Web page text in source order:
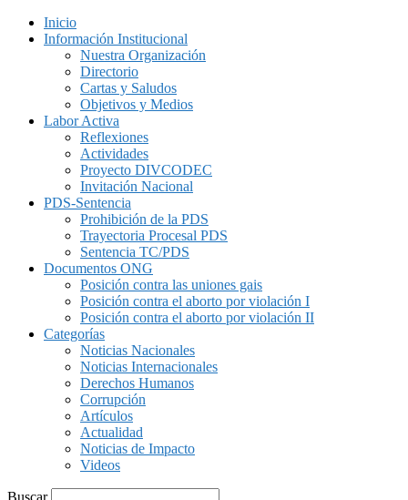
Inicio
Información Institucional
Nuestra Organización
Directorio
Cartas y Saludos
Objetivos y Medios
Labor Activa
Reflexiones
Actividades
Proyecto DIVCODEC
Invitación Nacional
PDS-Sentencia
Prohibición de la PDS
Trayectoria Procesal PDS
Sentencia TC/PDS
Documentos ONG
Posición contra las uniones gais
Posición contra el aborto por violación I
Posición contra el aborto por violación II
Categorías
Noticias Nacionales
Noticias Internacionales
Derechos Humanos
Corrupción
Artículos
Actualidad
Noticias de Impacto
Videos
Buscar